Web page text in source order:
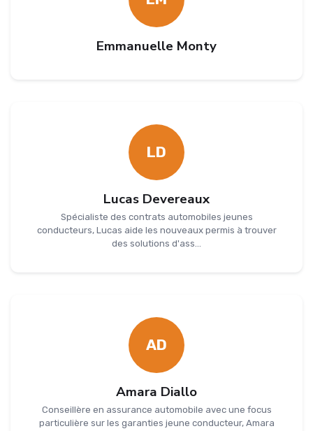
Emmanuelle Monty
LD
Lucas Devereaux
Spécialiste des contrats automobiles jeunes
conducteurs, Lucas aide les nouveaux permis à trouver
des solutions d'ass...
AD
Amara Diallo
Conseillère en assurance automobile avec une focus
particulière sur les garanties jeune conducteur, Amara